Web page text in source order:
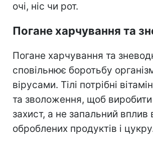
очі, ніс чи рот.
Погане харчування та
Погане харчування та
сповільнює боротьбу
вірусами. Тілі потрібні
та зволоження, щоб
захист, а не запальний вплив
оброблених продуктів і